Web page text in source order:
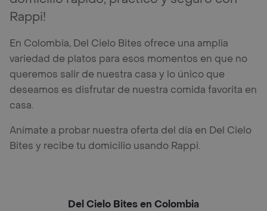
Rappi!
En Colombia, Del Cielo Bites ofrece una amplia
variedad de platos para esos momentos en que no
queremos salir de nuestra casa y lo único que
deseamos es disfrutar de nuestra comida favorita en
casa.
Anímate a probar nuestra oferta del día en Del Cielo
Bites y recibe tu domicilio usando Rappi.
Del Cielo Bites en Colombia